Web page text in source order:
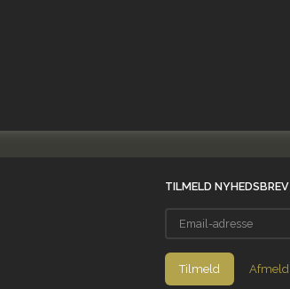
TILMELD NYHEDSBREV
adresse
Tilmeld Afmeld